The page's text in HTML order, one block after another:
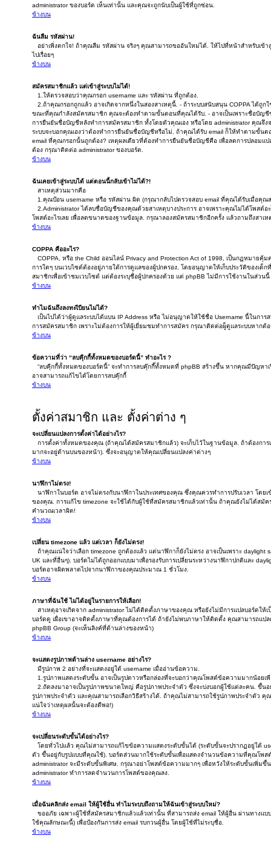
administrator ของบอร์ด เห็นเท่านั้น และคุณจะถูกนับเป็นผู้ใช้ที่ถูกซ่อน.
ข้างบน
ฉันลืม รหัสผ่าน!
อย่าเพิ่งตกใจ! ถ้าคุณลืม รหัสผ่าน จริงๆ คุณสามารถขออันใหม่ได้. ให้ไปที่หน้าสำหรับเข้
ไปเรื่อยๆ
ข้างบน
สมัครสมาชิกแล้ว แต่เข้าสู่ระบบไม่ได้!
1.ให้ตรวจสอบว่าคุณกรอก username และ รหัสผ่าน ที่ถูกต้อง.
2.ถ้าคุณกรอกถูกแล้ว อาจเกิดจากหนึ่งในสองสาเหตุนี้. - ถ้าระบบสนับสนุน COPPA ได้ถู
ขณะที่คุณกำลังสมัครสมาชิก คุณจะต้องทำตามขั้นตอนที่คุณได้รับ. - อาจเป็นเพราะชื่อบัญชี
การยืนยันชื่อบัญชีหลังทำการสมัครสมาชิก ทั้งโดยตัวคุณเอง หรือโดย administrator คุณจึง
ระบบจะบอกคุณเองว่าต้องทำการยืนยันชื่อบัญชีหรือไม่. ถ้าคุณได้รับ email ก็ให้ทำตามขั้น
email ที่คุณกรอกนั้นถูกต้อง? เหตุผลเดียวที่ต้องทำการยืนยันชื่อบัญชีคือ เพื่อลดการปลอมแ
ต้อง กรุณาติดต่อ administrator ของบอร์ด.
ข้างบน
ฉันเคยเข้าสู่ระบบได้ แต่ตอนนี้กลับเข้าไม่ได้?!
สาเหตุส่วนมากคือ
1.คุณป้อน username หรือ รหัสผ่าน ผิด (กรุณากลับไปตรวจสอบ email ที่คุณได้รับเมื่อคุณ
2.Administrator ได้ลบชื่อบัญชีของคุณด้วยสาเหตุบางประการ อาจเพราะคุณไม่ได้โพสต์อ
โพสต์อะไรเลย เพื่อลดขนาดของฐานข้อมูล. กรุณาลองสมัครสมาชิกอีกครั้ง แล้วถามถึงสาเห
ข้างบน
COPPA คืออะไร?
COPPA, หรือ the Child ออนไลน์ Privacy and Protection Act of 1998, เป็นกฏหมายคุ้
การใดๆ บนเวบไซต์ต้องอยู่ภายใต้การดูแลของผู้ปกครอง, โดยอนุญาตให้เก็บประวัติของเด็
สมาชิกเพื่อเข้าชมเวบไซต์ แต่ต้องระบุชื่อผู้ปกครองด้วย แต่ phpBB ไม่มีการใช้งานในส่วนนี้
ข้างบน
ทำไมฉันถึงลงทะเีบียนไม่ได้?
เป็นไปได้ว่าผู้ดูแลระบบได้แบน IP Address หรือ ไม่อนุญาตให้ใช้ชื่อ Username นี้ในการ
การสมัครสมาชิก เพราะไม่ต้องการให้ผู้เยี่ยมชมทำการสมัคร กรุณาติดต่อผู็ดูแลระบบหากต้
ข้างบน
ข้อความที่ว่า “ลบคุีกกี้ทั้งหมดของบอร์ดนี้” ทำอะไร ?
“ลบคุีกกี้ทั้งหมดของบอร์ดนี้” จะทำการลบคุ๊กกี๊ทั้งหมดที่ phpBB สร้างขึ้น หากคุณมีปัญหาเรื่
อาจสามารถแก้ไขได้โดยการลบคุ๊กกี้
ข้างบน
ตั้งค่าสมาชิก และ ตั้งค่าต่าง ๆ
จะเปลี่ยนแปลงการตั้งค่าได้อย่างไร?
การตั้งค่าทั้งหมดของคุณ (ถ้าคุณได้สมัครสมาชิกแล้ว) จะเก็บไว้ในฐานข้อมูล. ถ้าต้องกา
มากจะอยู่ด้านบนของหน้า). ซึ่งจะอนุญาตให้คุณเปลี่ยนแปลงค่าต่างๆ
ข้างบน
นาฬิกาไม่ตรง!
นาฬิกาในบอร์ด อาจไม่ตรงกับนาฬิกาในประเทศของคุณ ซึ่งคุณควรทำการปรับเวลา โดย
ของคุณ. การแก้ไข timezone จะใช้ได้กับผู้ใช้ที่สมัครสมาชิกแล้วเท่านั้น ถ้าคุณยังไม่ได้ส
คำนวณเวลาผิด!
ข้างบน
เปลี่ยน timezone แล้ว แต่เวลา ก็ยังไม่ตรง!
ถ้าคุณแน่ใจว่าเลือก timezone ถูกต้องแล้ว แต่นาฬิกาก็ยังไม่ตรง อาจเป็นเพราะ daylight
UK และที่อื่นๆ). บอร์ดไม่ได้ถูกออกแบบมาเพื่อรองรับการเปลี่ยนระหว่างนาฬิกาปกติและ
บอร์ดอาจผิดพลาดไปจากนาฬิกาของคุณประมาณ 1 ชั่วโมง.
ข้างบน
ภาษาที่ฉันใช้ ไม่ได้อยู่ในรายการให้เลือก!
สาเหตุอาจเกิดจาก administrator ไม่ได้ติดตั้งภาษาของคุณ หรือยังไม่มีการแปลบอร์ดให้
บอร์ดดู เผื่อเขาอาจติดตั้งภาษาที่คุณต้องการได้ ถ้ายังไม่พบภาษาให้ติดตั้ง คุณสามารถแป
phpBB Group (จะเห็นลิงค์ที่ด้านล่างของหน้า)
ข้างบน
จะแสดงรูปภาพด้านล่าง username อย่างไร?
มีรูปภาพ 2 อย่างที่จะแสดงอยู่ใต้ username เมื่ออ่านข้อความ.
1.รูปภาพแสดงระดับขั้น อาจเป็นรูปดาวหรือกล่องที่จะบอกว่าคุณโพสต์ข้อความมากน้อยเพี
2.ถัดลงมาอาจเป็นรูปภาพขนาดใหญ่ คือรูปภาพประจำตัว ซึ่งจะบ่งบอกผู้ใช้แต่ละคน. ขึ้นอ
รูปภาพประจำตัว และคุณสามารถเลือกวิธีสร้างได้. ถ้าคุณไม่สามารถใช้รูปภาพประจำตัว คุ
แน่ใจว่าเหตุผลนั้นจะต้องดีพอ!)
ข้างบน
จะเปลี่ยนระดับขั้นได้อย่างไร?
โดยทั่วไปแล้ว คุณไม่สามารถแก้ไขข้อความแสดงระดับขั้นได้ (ระดับขั้นจะปรากฏอยู่ใต้
ตัว ขึ้นอยู่กับรูปแบบที่คุณใช้). บอร์ดส่วนมากใช้ระดับขั้นเพื่อแสดงจำนวนข้อความที่คุณโพสต์
administrator จะมีระดับขั้นพิเศษ. กรุณาอย่าโพสต์ข้อความมากๆ เพื่อหวังให้ระดับขั้นเพิ่มขึ้
administrator ทำการลดจำนวนการโพสต์ของคุณลง.
ข้างบน
เมื่อฉันคลิกส่ง email ให้ผู้ใช้อื่น ทำไมระบบถึงถามให้ฉันเข้าสู่ระบบใหม่?
ขออภัย เฉพาะผู้ใช้ที่สมัครสมาชิกแล้วแล้วเท่านั้น ที่สามารถส่ง email ให้ผู้อื่น ผ่านทางแบ
ใช้คุณลักษณะนี้) เพื่อป้องกันการส่ง email รบกวนผู้อื่น โดยผู้ใช้ที่ไม่ระบุชื่อ.
ข้างบน